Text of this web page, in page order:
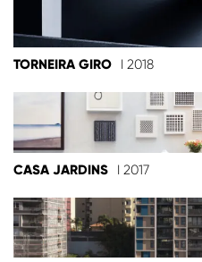
TORNEIRA GIRO I 2018
CASA JARDINS I 2017